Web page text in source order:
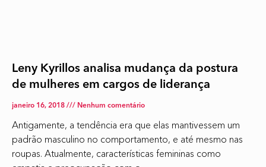
Leny Kyrillos analisa mudança da postura
de mulheres em cargos de liderança
janeiro 16, 2018 Nenhum comentário
Antigamente, a tendência era que elas mantivessem um
padrão masculino no comportamento, e até mesmo nas
roupas. Atualmente, características femininas como